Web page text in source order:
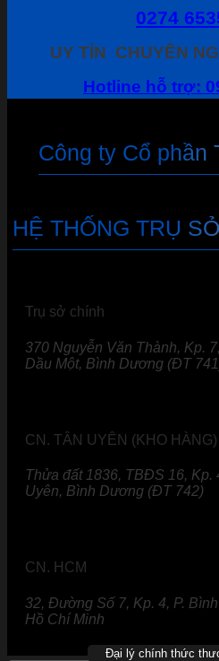
0274
UY TÍN CHUYÊN
Hotline hỗ trợ:
Công ty Cổ phần
HỆ THỐNG TRỤ
Trụ sở chính
370 Nguyễn Văn Thành, Kp.
Dầu Một, Bình Dương (ĐT
CN. TÂN UYÊN (KHO HÀNG)
Thửa đất 1836, TBĐS 16, Kp.
Uyên, Bình Dương (ĐT 742)
CN. HCM
32, Đường Số 7, Kp. 4, P.
Hồ Chí Minh
Đại lý chính thức